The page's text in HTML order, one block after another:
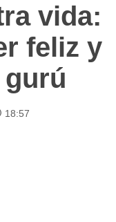
vida:
feliz y
18:57